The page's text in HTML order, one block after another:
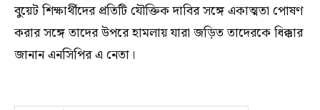
বুয়েট শিক্ষার্থীদের প্রতিটি যৌক্তিক দাবির সঙ্গে একাত্মতা পোষণ
করার সঙ্গে তাদের উপরে হামলায় যারা জড়িত তাদেরকে ধিক্কার
জানান এনসিপির এ নেতা।